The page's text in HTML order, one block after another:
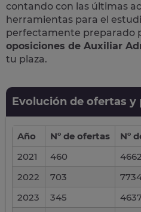
contando con las últimas
herramientas para el
perfectamente preparado
oposiciones de Auxiliar
tu plaza.
Evolución de ofertas y
Año Nº de ofertas
Nº
2021
460
4662
2022
703
2023
345